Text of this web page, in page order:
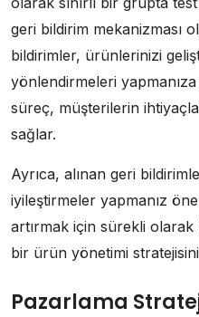
geri bildirim mekanizması
bildirimler, ürünlerinizi
yönlendirmeleri yapmanıza
süreç, müşterilerin
sağlar.
Ayrıca, alınan geri
iyileştirmeler yapmanız
artırmak için sürekli olarak
bir ürün yönetimi
Pazarlama